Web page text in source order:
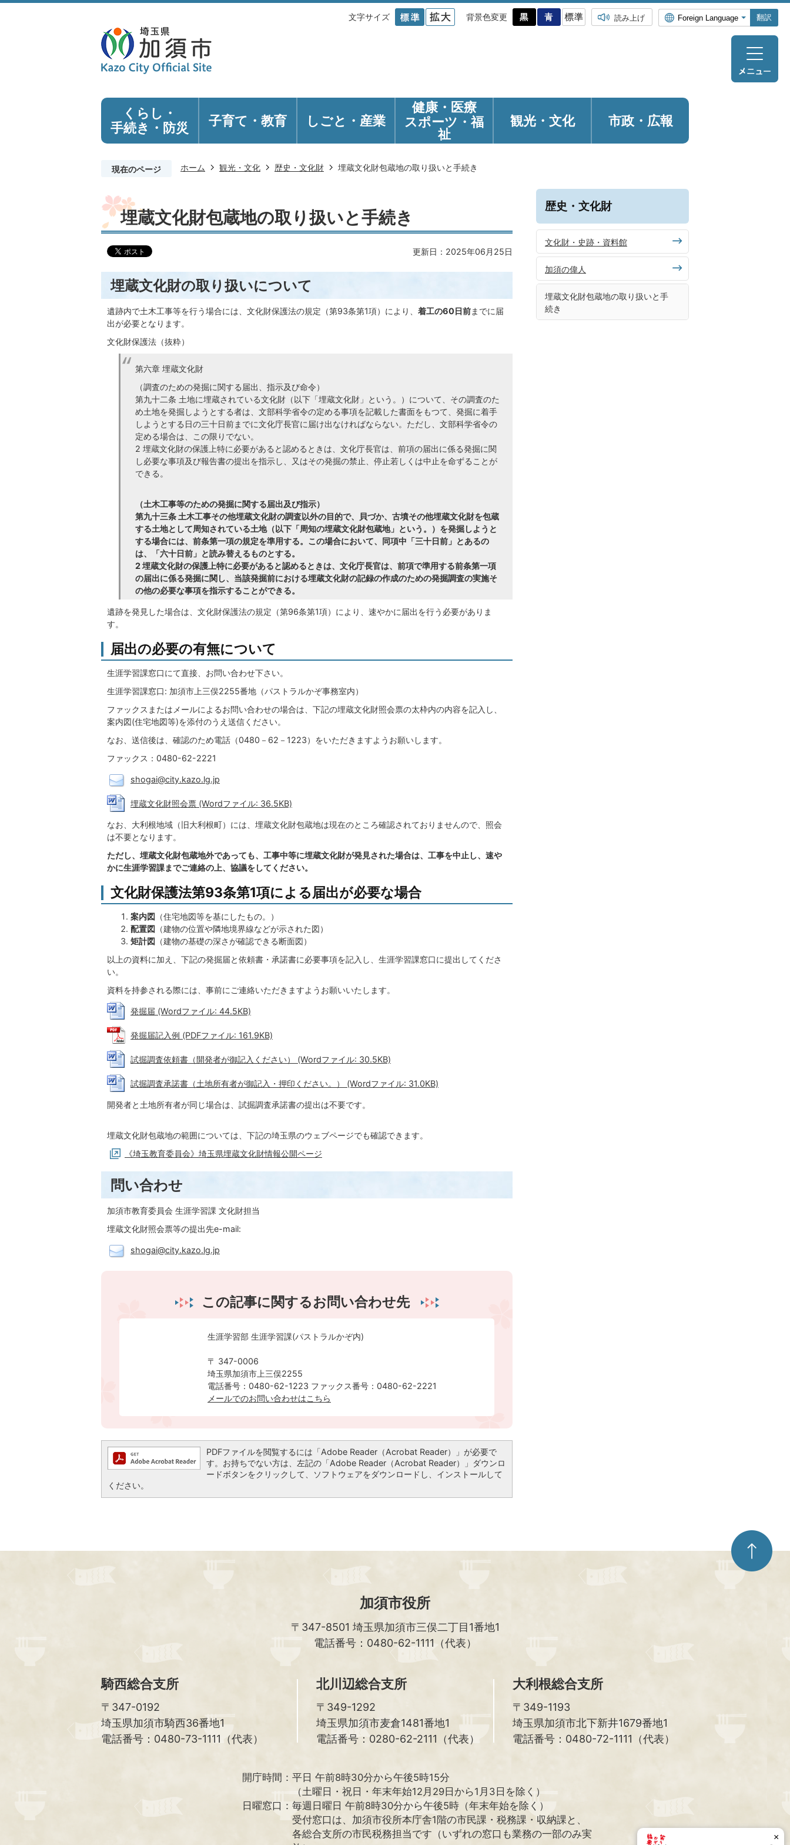
文字サイズ 背景色変更 読み上げ 翻訳
くらし・
手続き ・防災 子育て・教育 しごと・産業
健康・医療
スポーツ・福
祉
観光・ 文化 市政・広報
現在のページ ホーム 観光・文化 歴史・文化財 埋蔵文化財包蔵地の取り扱いと手続き
埋蔵文化財包蔵地の取り扱いと手続き
更新日：2025年06月25日
埋蔵文化財の取り扱いについて
遺跡内で土木工事等を行う場合には、文化財保護法の規定（第93条第1項）により、 着工の60日前までに届
出が必要となります。
文化財保護法（抜粋）
第六章 埋蔵文化財
（調査のための発掘に関する届出、指示及び命令）
第九十二条 土地に埋蔵されている文化財（以下「埋蔵文化財」という。）について、その調査のた
め土地を発掘しようとする者は、文部科学省令の定める事項を記載した書面をもつて、発掘に着手
しようとする日の三十日前までに文化庁長官に届け出なければならない。ただし、文部科学省令の
定める場合は、この限りでない。
2 埋蔵文化財の保護上特に必要があると認めるときは、文化庁長官は、前項の届出に係る発掘に関
し必要な事項及び報告書の提出を指示し、又はその発掘の禁止、停止若しくは中止を命ずることが
できる。
（土木工事等のための発掘に関する届出及び指示）
第九十三条 土木工事その他埋蔵文化財の調査以外の目的で、貝づか、古墳その他埋蔵文化財を包蔵
する土地として周知されている土地（以下「周知の埋蔵文化財包蔵地」という。）を発掘しようと
する場合には、前条第一項の規定を準用する。この場合において、同項中「三十日前」とあるの
は、「六十日前」と読み替えるものとする。
2 埋蔵文化財の保護上特に必要があると認めるときは、文化庁長官は、前項で準用する前条第一項
の届出に係る発掘に関し、当該発掘前における埋蔵文化財の記録の作成のための発掘調査の実施そ
の他の必要な事項を指示することができる。
遺跡を発見した場合は、文化財保護法の規定（第96条第1項）により、速やかに届出を行う必要がありま
す。
届出の必要の有無について
生涯学習課窓口にて直接、お問い合わせ下さい。
生涯学習課窓口: 加須市上三俣2255番地（パストラルかぞ事務室内）
ファックスまたはメールによるお問い合わせの場合は、下記の埋蔵文化財照会票の太枠内の内容を記入し、
案内図(住宅地図等)を添付のうえ送信ください。
なお、送信後は、確認のため電話（0480－62－1223）をいただきますようお願いします。
ファックス：0480-62-2221
shogai@city.kazo.lg.jp
埋蔵文化財照会票 (Wordファイル: 36.5KB)
なお、大利根地域（旧大利根町）には、埋蔵文化財包蔵地は現在のところ確認されておりませんので、照会
は不要となります。
ただし、埋蔵文化財包蔵地外であっても、工事中等に埋蔵文化財が発見された場合は、工事を中止し、速や
かに生涯学習課までご連絡の上、協議をしてください。
文化財保護法第93条第1項による届出が必要な場合
案内図
（住宅地図等を基にしたもの。）
配置図
（建物の位置や隣地境界線などが示された図）
矩計図
（建物の基礎の深さが確認できる断面図）
以上の資料に加え、下記の発掘届と依頼書・承諾書に必要事項を記入し、生涯学習課窓口に提出してくださ
い。
資料を持参される際には、事前にご連絡いただきますようお願いいたします。
発掘届 (Wordファイル: 44.5KB)
発掘届記入例 (PDFファイル: 161.9KB)
試掘調査依頼書（開発者が御記入ください） (Wordファイル: 30.5KB)
試掘調査承諾書（土地所有者が御記入・押印ください。） (Wordファイル: 31.0KB)
開発者と土地所有者が同じ場合は、試掘調査承諾書の提出は不要です。
埋蔵文化財包蔵地の範囲については、下記の埼玉県のウェブページでも確認できます。
《埼玉教育委員会》埼玉県埋蔵文化財情報公開ページ
問い合わせ
加須市教育委員会 生涯学習課 文化財担当
埋蔵文化財照会票等の提出先e-mail:
shogai@city.kazo.lg.jp
この記事に関するお問い合わせ先
生涯学習部 生涯学習課(パストラルかぞ内)
〒 347-0006
埼玉県加須市上三俣2255
電話番号：0480-62-1223 ファックス番号：0480-62-2221
メールでのお問い合わせはこちら
PDFファイルを閲覧するには「Adobe Reader（Acrobat Reader）」が必要で
す。お持ちでない方は、左記の「Adobe Reader（Acrobat Reader）」ダウンロ
ードボタンをクリックして、ソフトウェアをダウンロードし、インストールして
ください。
歴史・文化財
文化財・史跡・資料館
加須の偉人
埋蔵文化財包蔵地の取り扱いと手
続き
ペ
ー
ジ
加須市役所
〒347-8501 埼玉県加須市三俣二丁目1番地1
電話番号：0480-62-1111（代表）
騎西総合支所
〒347-0192
埼玉県加須市騎西36番地1
電話番号：0480-73-1111（代表）
北川辺総合支所
〒349-1292
埼玉県加須市麦倉1481番地1
電話番号：0280-62-2111（代表）
大利根総合支所
〒349-1193
埼玉県加須市北下新井1679番地1
電話番号：0480-72-1111（代表）
開庁時間： 平日 午前8時30分から午後5時15分
（土曜日・祝日・年末年始12月29日から1月3日を除く）
日曜窓口： 毎週日曜日 午前8時30分から午後5時（年末年始を除く）
受付窓口は、加須市役所本庁舎1階の市民課・税務課・収納課と、
各総合支所の市民税務担当です（いずれの窓口も業務の一部のみ実
×